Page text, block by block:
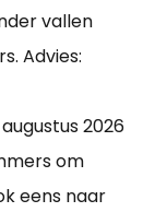
vallen
Advies:
2026
om
eens naar